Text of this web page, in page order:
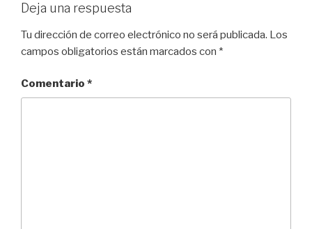
Deja una respuesta
Tu dirección de correo electrónico no será publicada. Los
campos obligatorios están marcados con *
Comentario *